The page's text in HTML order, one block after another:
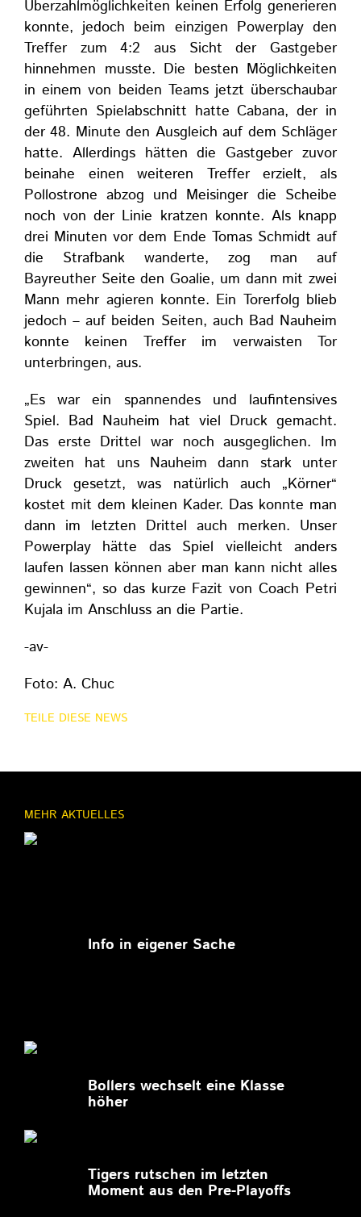
Überzahlmöglichkeiten keinen Erfolg generieren
konnte, jedoch beim einzigen Powerplay den
Treffer zum 4:2 aus Sicht der Gastgeber
hinnehmen musste. Die besten Möglichkeiten
in einem von beiden Teams jetzt überschaubar
geführten Spielabschnitt hatte Cabana, der in
der 48. Minute den Ausgleich auf dem Schläger
hatte. Allerdings hätten die Gastgeber zuvor
beinahe einen weiteren Treffer erzielt, als
Pollostrone abzog und Meisinger die Scheibe
noch von der Linie kratzen konnte. Als knapp
drei Minuten vor dem Ende Tomas Schmidt auf
die Strafbank wanderte, zog man auf
Bayreuther Seite den Goalie, um dann mit zwei
Mann mehr agieren konnte. Ein Torerfolg blieb
jedoch – auf beiden Seiten, auch Bad Nauheim
konnte keinen Treffer im verwaisten Tor
unterbringen, aus.
„Es war ein spannendes und laufintensives
Spiel. Bad Nauheim hat viel Druck gemacht.
Das erste Drittel war noch ausgeglichen. Im
zweiten hat uns Nauheim dann stark unter
Druck gesetzt, was natürlich auch „Körner“
kostet mit dem kleinen Kader. Das konnte man
dann im letzten Drittel auch merken. Unser
Powerplay hätte das Spiel vielleicht anders
laufen lassen können aber man kann nicht alles
gewinnen“, so das kurze Fazit von Coach Petri
Kujala im Anschluss an die Partie.
-av-
Foto: A. Chuc
TEILE DIESE NEWS
MEHR AKTUELLES
Info in eigener Sache
Bollers wechselt eine Klasse
höher
Tigers rutschen im letzten
Moment aus den Pre-Playoffs